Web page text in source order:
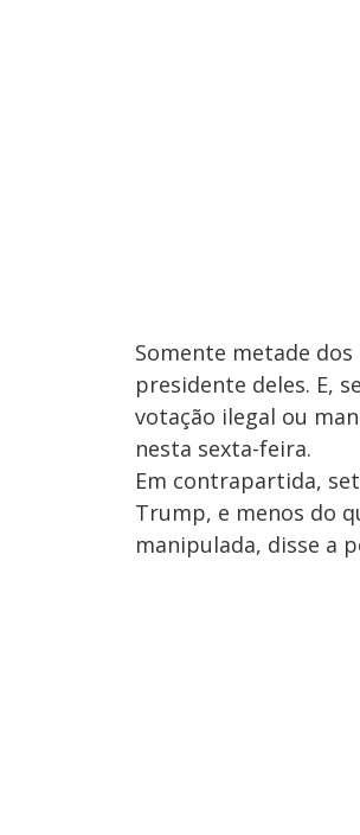
Somente metade
presidente deles. E,
votação ilegal ou
nesta sexta-feira.
Em contrapartida,
Trump, e menos do
manipulada, disse a